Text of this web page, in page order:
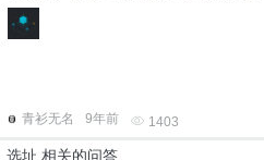
青衫无名
9年前 1403
选址 相关的问答